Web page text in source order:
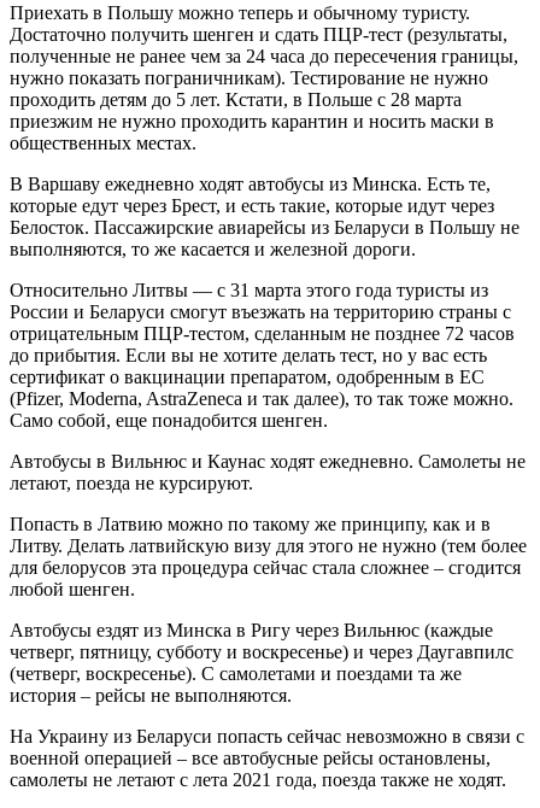
Приехать в Польшу можно теперь и обычному туристу.
Достаточно получить шенген и сдать ПЦР-тест (результаты,
полученные не ранее чем за 24 часа до пересечения границы,
нужно показать пограничникам). Тестирование не нужно
проходить детям до 5 лет. Кстати, в Польше с 28 марта
приезжим не нужно проходить карантин и носить маски в
общественных местах.
В Варшаву ежедневно ходят автобусы из Минска. Есть те,
которые едут через Брест, и есть такие, которые идут через
Белосток. Пассажирские авиарейсы из Беларуси в Польшу не
выполняются, то же касается и железной дороги.
Относительно Литвы — с 31 марта этого года туристы из
России и Беларуси смогут въезжать на территорию страны с
отрицательным ПЦР-тестом, сделанным не позднее 72 часов
до прибытия. Если вы не хотите делать тест, но у вас есть
сертификат о вакцинации препаратом, одобренным в ЕС
(Pfizer, Moderna, AstraZeneca и так далее), то так тоже можно.
Само собой, еще понадобится шенген.
Автобусы в Вильнюс и Каунас ходят ежедневно. Самолеты не
летают, поезда не курсируют.
Попасть в Латвию можно по такому же принципу, как и в
Литву. Делать латвийскую визу для этого не нужно (тем более
для белорусов эта процедура сейчас стала сложнее – сгодится
любой шенген.
Автобусы ездят из Минска в Ригу через Вильнюс (каждые
четверг, пятницу, субботу и воскресенье) и через Даугавпилс
(четверг, воскресенье). С самолетами и поездами та же
история – рейсы не выполняются.
На Украину из Беларуси попасть сейчас невозможно в связи с
военной операцией – все автобусные рейсы остановлены,
самолеты не летают с лета 2021 года, поезда также не ходят.